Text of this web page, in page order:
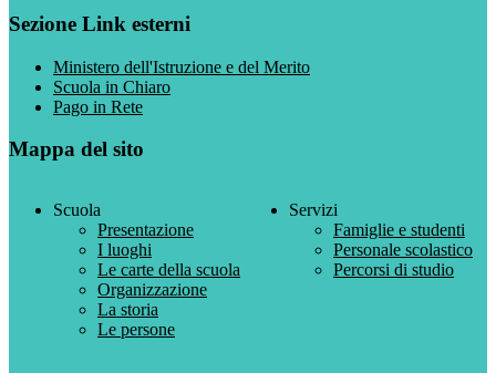
Sezione Link esterni
Ministero dell'Istruzione e del Merito
Scuola in Chiaro
Pago in Rete
Mappa del sito
Scuola
Presentazione
I luoghi
Le carte della scuola
Organizzazione
La storia
Le persone
Servizi
Famiglie e studenti
Personale scolastico
Percorsi di studio